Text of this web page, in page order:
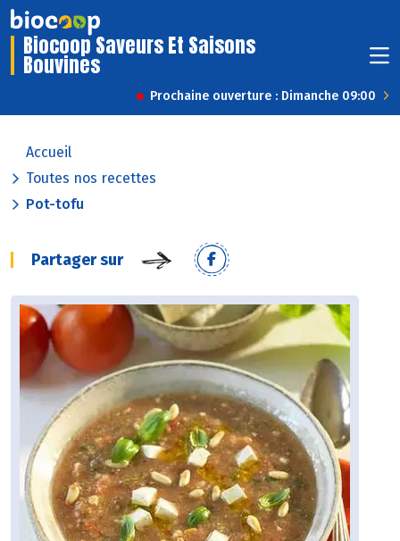
Biocoop Saveurs Et Saisons
Bouvines
Prochaine ouverture : Dimanche 09:00
Accueil
Toutes nos recettes
Pot-tofu
Partager sur